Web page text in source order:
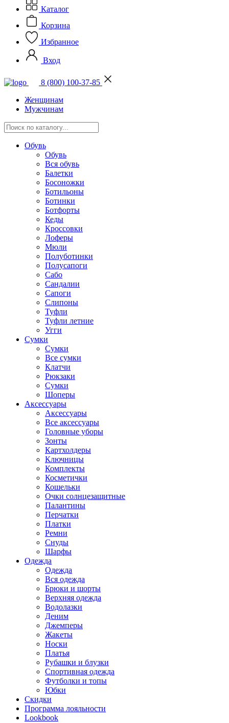
Каталог
Корзина
Избранное
Вход
8 (800) 100-37-85
Женщинам
Мужчинам
Обувь
Обувь
Вся обувь
Балетки
Босоножки
Ботильоны
Ботинки
Ботфорты
Кеды
Кроссовки
Лоферы
Мюли
Полуботинки
Полусапоги
Сабо
Сандалии
Сапоги
Слипоны
Туфли
Туфли летние
Угги
Сумки
Сумки
Все сумки
Клатчи
Рюкзаки
Сумки
Шоперы
Аксессуары
Аксессуары
Все аксессуары
Головные уборы
Зонты
Картхолдеры
Ключницы
Комплекты
Косметички
Кошельки
Очки солнцезащитные
Палантины
Перчатки
Платки
Ремни
Снуды
Шарфы
Одежда
Одежда
Вся одежда
Брюки и шорты
Верхняя одежда
Водолазки
Деним
Джемперы
Жакеты
Носки
Платья
Рубашки и блузки
Спортивная одежда
Футболки и топы
Юбки
Скидки
Программа лояльности
Lookbook